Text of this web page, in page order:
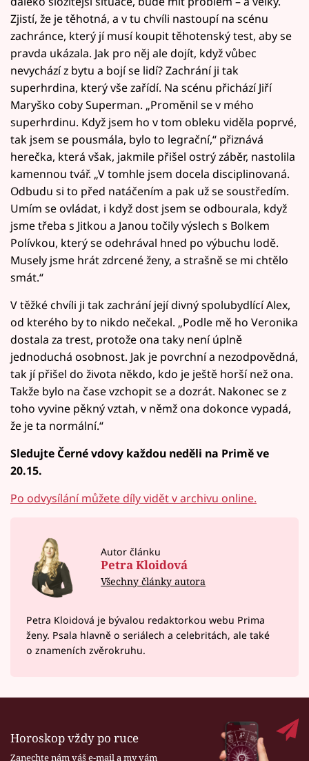
Zjistí, že je těhotná, a v tu chvíli nastoupí na scénu
zachránce, který jí musí koupit těhotenský test, aby se
pravda ukázala. Jak pro něj ale dojít, když vůbec
nevychází z bytu a bojí se lidí? Zachrání ji tak
superhrdina, který vše zařídí. Na scénu přichází Jiří
Maryško coby Superman. „Proměnil se v mého
superhrdinu. Když jsem ho v tom obleku viděla poprvé,
tak jsem se pousmála, bylo to legrační,“ přiznává
herečka, která však, jakmile přišel ostrý záběr, nastolila
kamennou tvář. „V tomhle jsem docela disciplinovaná.
Odbudu si to před natáčením a pak už se soustředím.
Umím se ovládat, i když dost jsem se odbourala, když
jsme třeba s Jitkou a Janou točily výslech s Bolkem
Polívkou, který se odehrával hned po výbuchu lodě.
Musely jsme hrát zdrcené ženy, a strašně se mi chtělo
smát.“
V těžké chvíli ji tak zachrání její divný spolubydlící Alex,
od kterého by to nikdo nečekal. „Podle mě ho Veronika
dostala za trest, protože ona taky není úplně
jednoduchá osobnost. Jak je povrchní a nezodpovědná,
tak jí přišel do života někdo, kdo je ještě horší než ona.
Takže bylo na čase vzchopit se a dozrát. Nakonec se z
toho vyvine pěkný vztah, v němž ona dokonce vypadá,
že je ta normální.“
Sledujte Černé vdovy každou neděli na Primě ve
20.15.
Po odvysílání můžete díly vidět v archivu online.
Autor článku
Petra Kloidová
Všechny články autora
Petra Kloidová je bývalou redaktorkou webu Prima
ženy. Psala hlavně o seriálech a celebritách, ale také
o znameních zvěrokruhu.
Horoskop vždy po ruce
Zanechte nám váš e-mail a my vám